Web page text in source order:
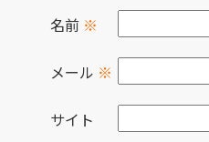
名前 ※
メール ※
サイト